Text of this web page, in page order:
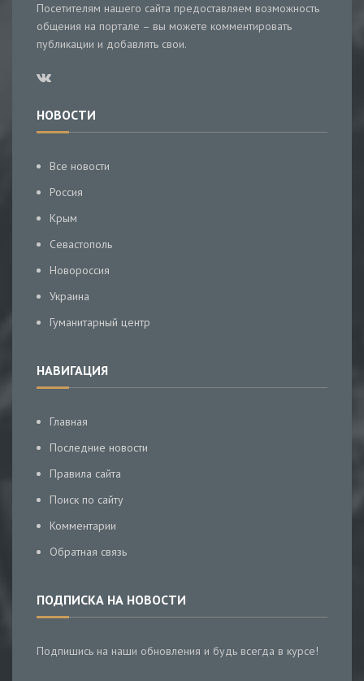
Посетителям нашего сайта предоставляем возможность
общения на портале – вы можете комментировать
публикации и добавлять свои.
НОВОСТИ
Все новости
Россия
Крым
Севастополь
Новороссия
Украина
Гуманитарный центр
НАВИГАЦИЯ
Главная
Последние новости
Правила сайта
Поиск по сайту
Комментарии
Обратная связь
ПОДПИСКА НА НОВОСТИ
Подпишись на наши обновления и будь всегда в курсе!